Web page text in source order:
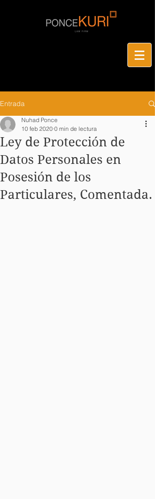
Entrada
Ley de Protección de
Datos Personales en
Posesión de los
Particulares, Comentada.
Nuhad Ponce
10 feb 2020 0 min de lectura